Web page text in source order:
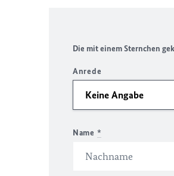
Die mit einem Sternchen
Anrede
Name *